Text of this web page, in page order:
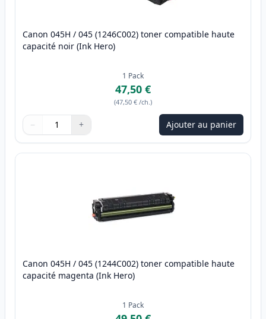
Canon 045H / 045 (1246C002) toner compatible haute
capacité noir (Ink Hero)
1 Pack
47,50 €
(47,50 € /ch.)
Quantité
Utilisez les boutons pour ajuster
− +
Quantité Ajouter au panier
Canon 045H / 045 (1244C002) toner compatible haute
capacité magenta (Ink Hero)
1 Pack